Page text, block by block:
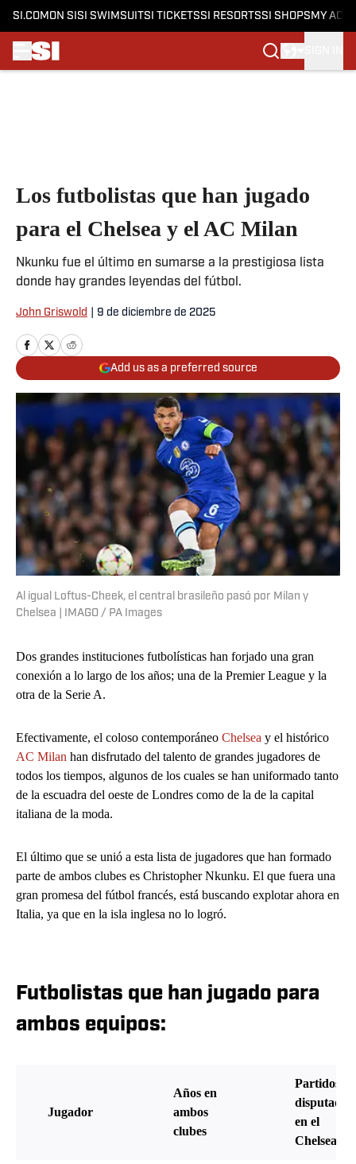
SI.COM ON SI SI SWIMSUITSI TICKETSSI RESORTSSI SHOPS MY
Los futbolistas que han jugado
para el Chelsea y el AC Milan
Nkunku fue el último en sumarse a la prestigiosa lista
donde hay grandes leyendas del fútbol.
John Griswold 9 de diciembre de 2025
Add us as a preferred source
Al igual Loftus-Cheek, el central brasileño pasó por Milan y
Chelsea | IMAGO / PA Images
Dos grandes instituciones futbolísticas han forjado una gran
conexión a lo largo de los años; una de la Premier League y la
otra de la Serie A.
Efectivamente, el coloso contemporáneo Chelsea y el histórico
AC Milan han disfrutado del talento de grandes jugadores de
todos los tiempos, algunos de los cuales se han uniformado tanto
de la escuadra del oeste de Londres como de la de la capital
italiana de la moda.
El último que se unió a esta lista de jugadores que han formado
parte de ambos clubes es Christopher Nkunku. El que fuera una
gran promesa del fútbol francés, está buscando explotar ahora en
Italia, ya que en la isla inglesa no lo logró.
Futbolistas que han jugado para
ambos equipos:
Jugador
Años en
ambos
clubes
Partidos
disputados
en el
Chelsea